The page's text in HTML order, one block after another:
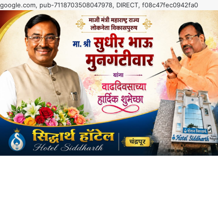
google.com, pub-7118703508047978, DIRECT, f08c47fec0942fa0